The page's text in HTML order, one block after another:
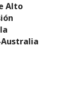
Alto